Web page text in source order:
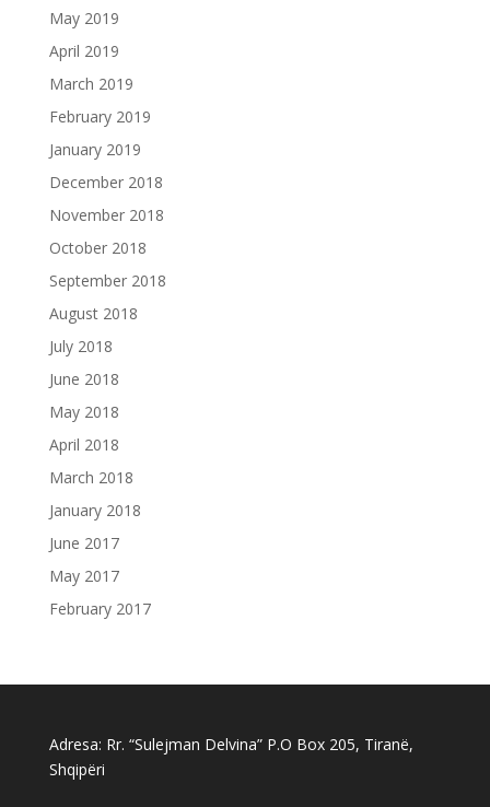
May 2019
April 2019
March 2019
February 2019
January 2019
December 2018
November 2018
October 2018
September 2018
August 2018
July 2018
June 2018
May 2018
April 2018
March 2018
January 2018
June 2017
May 2017
February 2017
Adresa: Rr. “Sulejman Delvina” P.O Box 205, Tiranë,
Shqipëri